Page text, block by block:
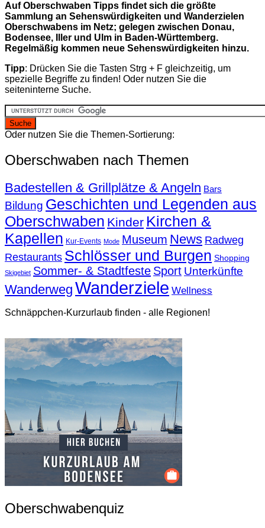
Auf Oberschwaben Tipps findet sich die größte
Sammlung an Sehenswürdigkeiten und Wanderzielen
Oberschwabens im Netz; gelegen zwischen Donau,
Bodensee, Iller und Ulm in Baden-Württemberg.
Regelmäßig kommen neue Sehenswürdigkeiten hinzu.
Tipp: Drücken Sie die Tasten Strg + F gleichzeitig, um
spezielle Begriffe zu finden! Oder nutzen Sie die
seiteninterne Suche.
Oder nutzen Sie die Themen-Sortierung:
Oberschwaben nach Themen
Badestellen & Grillplätze & Angeln Bars
Bildung Geschichten und Legenden aus
Oberschwaben Kinder Kirchen &
Kapellen Kur-Events Mode Museum News Radweg
Restaurants Schlösser und Burgen Shopping
Skigebiet Sommer- & Stadtfeste Sport Unterkünfte
Wanderweg Wanderziele Wellness
Schnäppchen-Kurzurlaub finden - alle Regionen!
Oberschwabenquiz